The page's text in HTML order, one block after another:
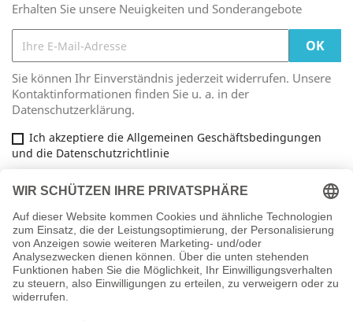
Erhalten Sie unsere Neuigkeiten und Sonderangebote
Sie können Ihr Einverständnis jederzeit widerrufen. Unsere
Kontaktinformationen finden Sie u. a. in der
Datenschutzerklärung.
Ich akzeptiere die Allgemeinen Geschäftsbedingungen
und die Datenschutzrichtlinie
Facebook
ARTIKEL 
INFORMATIONEN